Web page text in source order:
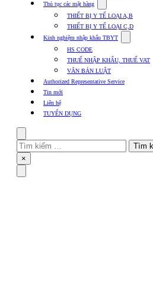
Thủ tục các mặt hàng
submenu
for
Thủ
tục
mặt
hàng
THIẾT BỊ Y TẾ LOẠI A,B
THIẾT BỊ Y TẾ LOẠI C,D
Kinh nghiệm nhập khẩu TBYT
submenu
Kinh
HS CODE
THUẾ NHẬP KHẨU, THUẾ VAT
VĂN BẢN LUẬT
Authorized Representative Service
Tin mới
Liên hệ
TUYỂN DỤNG
Tìm
kiếm
cho:
Close
×